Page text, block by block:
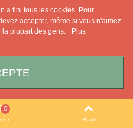
a fini tous les cookies. Pour
accepter, même si vous n'aimez
la plupart des gens.
Plus
0
Haut